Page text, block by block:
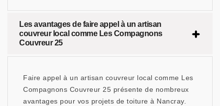
Les avantages de faire appel à un artisan
couvreur local comme Les Compagnons
Couvreur 25
Faire appel à un artisan couvreur local comme Les
Compagnons Couvreur 25 présente de nombreux
avantages pour vos projets de toiture à Nancray.